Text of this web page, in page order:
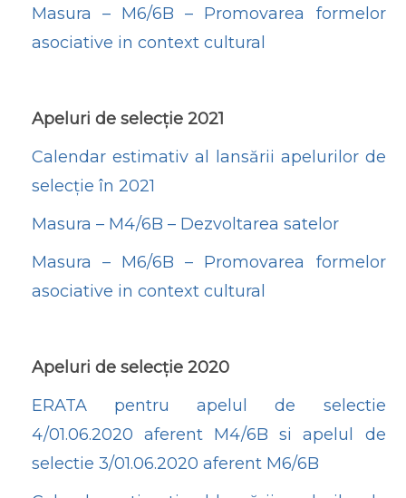
Masura – M6/6B – Promovarea formelor
asociative in context cultural
Apeluri de selecție 2021
Calendar estimativ al lansării apelurilor de
selecție în 2021
Masura – M4/6B – Dezvoltarea satelor
Masura – M6/6B – Promovarea formelor
asociative in context cultural
Apeluri de selecție 2020
ERATA pentru apelul de selectie
4/01.06.2020 aferent M4/6B si apelul de
selectie 3/01.06.2020 aferent M6/6B